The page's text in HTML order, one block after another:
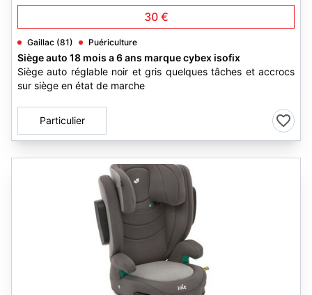
30 €
Gaillac (81) Puériculture
Siège auto 18 mois a 6 ans marque cybex isofix
Siège auto réglable noir et gris quelques tâches et accrocs
sur siège en état de marche
Particulier